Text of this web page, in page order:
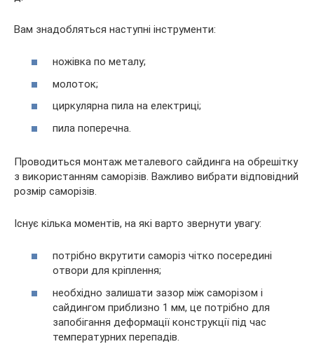
Вам знадобляться наступні інструменти:
ножівка по металу;
молоток;
циркулярна пила на електриці;
пила поперечна.
Проводиться монтаж металевого сайдинга на обрешітку
з використанням саморізів. Важливо вибрати відповідний
розмір саморізів.
Існує кілька моментів, на які варто звернути увагу:
потрібно вкрутити саморіз чітко посередині
отвори для кріплення;
необхідно залишати зазор між саморізом і
сайдингом приблизно 1 мм, це потрібно для
запобігання деформації конструкції під час
температурних перепадів.